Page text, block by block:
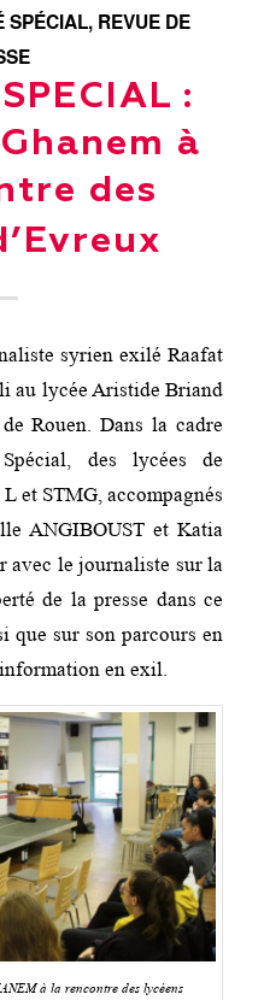
SPÉCIAL, REVUE DE
:
à
des
syrien exilé Raafat
au lycée Aristide Briand
Rouen. Dans la cadre
des lycées de
et STMG, accompagnés
ANGIBOUST et Katia
avec le journaliste sur la
de la presse dans ce
que sur son parcours en
en exil.
à la rencontre des lycéens